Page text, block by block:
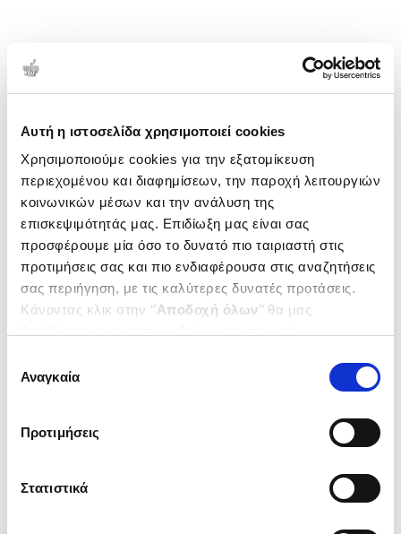
Αυτή η ιστοσελίδα χρησιμοποιεί cookies
Χρησιμοποιούμε cookies για την εξατομίκευση
περιεχομένου και διαφημίσεων, την παροχή λειτουργιών
κοινωνικών μέσων και την ανάλυση της
επισκεψιμότητάς μας. Επιδίωξη μας είναι σας
προσφέρουμε μία όσο το δυνατό πιο ταιριαστή στις
προτιμήσεις σας και πιο ενδιαφέρουσα στις αναζητήσεις
σας περιήγηση, με τις καλύτερες δυνατές προτάσεις.
Κάνοντας κλικ στην ‘’Αποδοχή όλων’’ θα μας
ενδιαφέρουν και να επιλέξετε από τα παρακάτω με την
΄΄και να ενημερωθείτε σχετικά με
συγκατάθεσης
Αναγκαία
Προτιμήσεις
Στατιστικά